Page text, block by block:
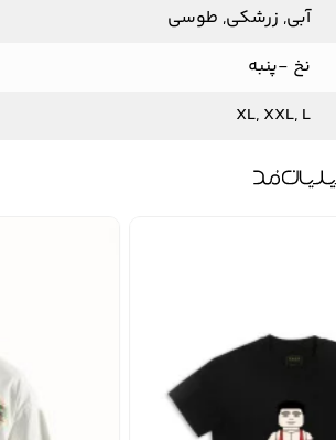
آبی, زرشکی, طوسی
نخ -پنبه
XL, XXL, L